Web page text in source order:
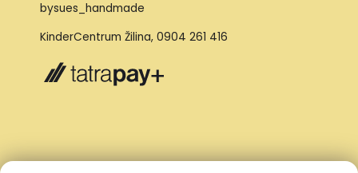
bysues_handmade
KinderCentrum Žilina, 0904 261 416